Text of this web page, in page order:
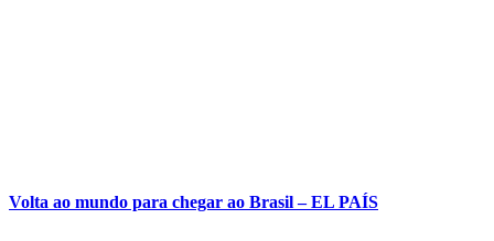
Volta ao mundo para chegar ao Brasil – EL PAÍS